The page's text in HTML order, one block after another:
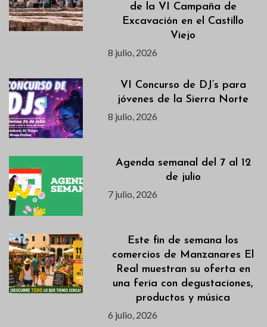
de la VI Campaña de
Excavación en el Castillo
Viejo
8 julio, 2026
VI Concurso de DJ’s para
jóvenes de la Sierra Norte
8 julio, 2026
Agenda semanal del 7 al 12
de julio
7 julio, 2026
Este fin de semana los
comercios de Manzanares El
Real muestran su oferta en
una feria con degustaciones,
productos y música
6 julio, 2026